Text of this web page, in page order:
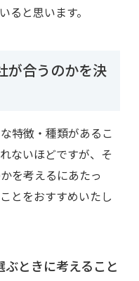
ると思います。
が合うのかを決
特徴・種類があるこ
ないほどですが、そ
を考えるにあたっ
とをおすすめいたし
ときに考えること